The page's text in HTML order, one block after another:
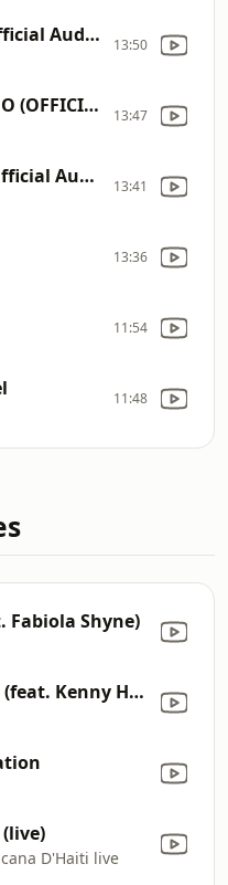
M Pap Ka Neye (Official Audio) 13:50
BEDJINE KITA NAGO (OFFICIAL Lyrics) 13:47
M Pap Fè Silans (Official Audio) (1) 13:41
13:36
11:54
11:48
Fabiola Shyne)
Manyen m la (feat. Kenny Haiti)
D'Haiti live